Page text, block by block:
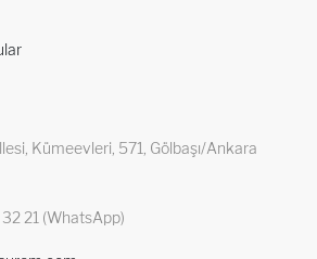
Kümeevleri, 571, Gölbaşı/Ankara
21 (WhatsApp)